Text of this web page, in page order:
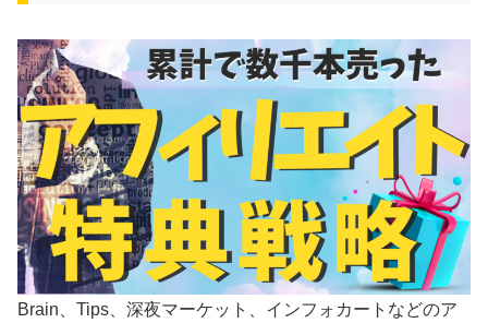
Brain、Tips、深夜マーケット、インフォカートなどのア